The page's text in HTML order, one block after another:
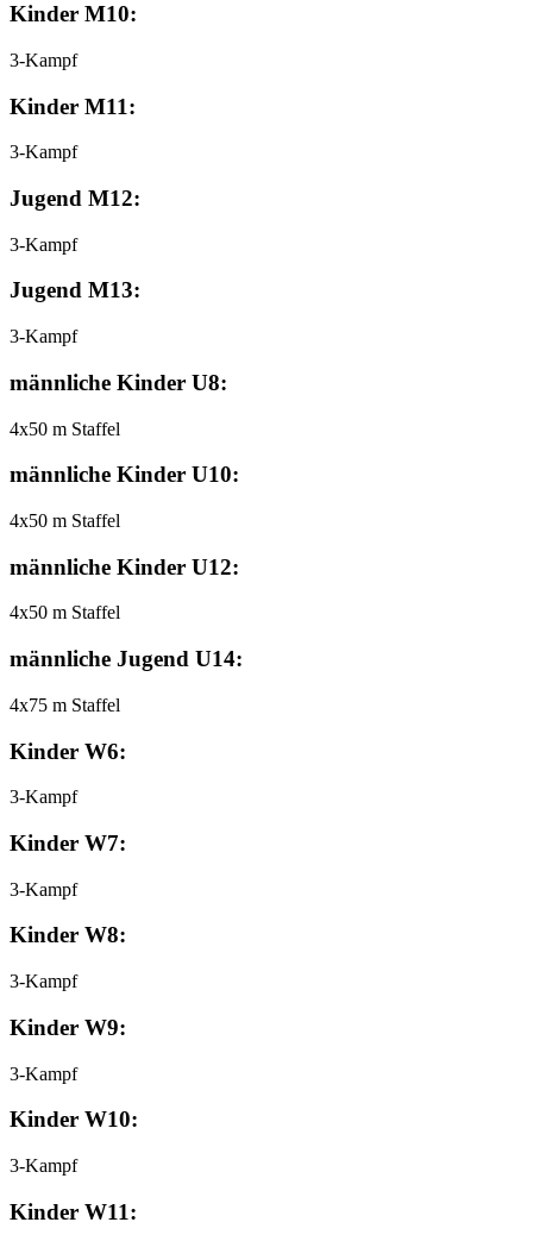
Kinder M10:
3-Kampf
Kinder M11:
3-Kampf
Jugend M12:
3-Kampf
Jugend M13:
3-Kampf
männliche Kinder U8:
4x50 m Staffel
männliche Kinder U10:
4x50 m Staffel
männliche Kinder U12:
4x50 m Staffel
männliche Jugend U14:
4x75 m Staffel
Kinder W6:
3-Kampf
Kinder W7:
3-Kampf
Kinder W8:
3-Kampf
Kinder W9:
3-Kampf
Kinder W10:
3-Kampf
Kinder W11: